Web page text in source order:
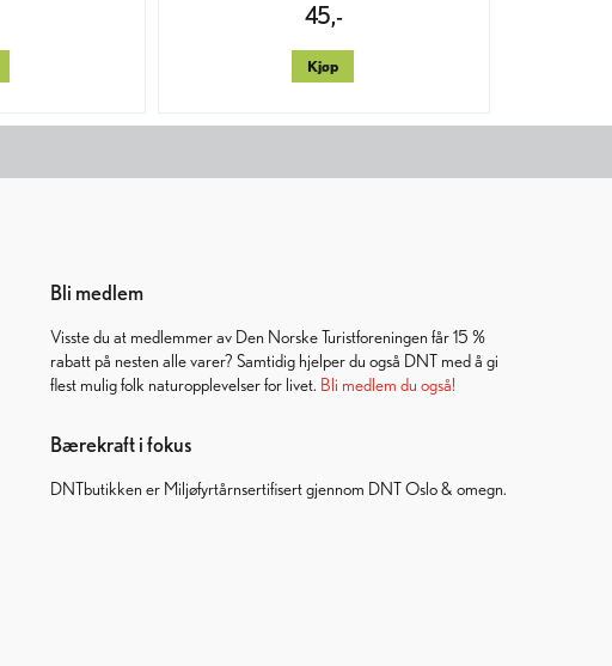
45,-
Kjøp
Bli medlem
Visste du at medlemmer av Den Norske Turistforeningen får 15 %
rabatt på nesten alle varer? Samtidig hjelper du også DNT med å gi
flest mulig folk naturopplevelser for livet. Bli medlem du også!
Bærekraft i fokus
DNTbutikken er Miljøfyrtårnsertifisert gjennom DNT Oslo & omegn.